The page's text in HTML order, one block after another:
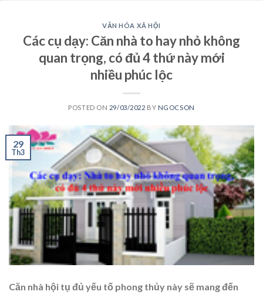
VĂN HÓA XÃ HỘI
Các cụ dạy: Căn nhà to hay nhỏ không
quan trọng, có đủ 4 thứ này mới
nhiều phúc lộc
POSTED ON 29/03/2022 BY NGOCSON
29
Th3
Căn nhà hội tụ đủ yếu tố phong thủy này sẽ mang đến